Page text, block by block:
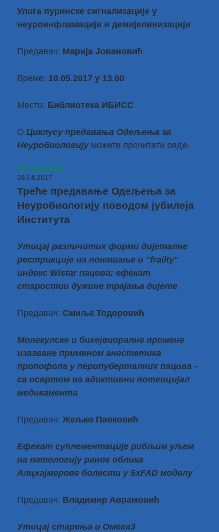
Улога пуринске сигнализације у
неуроинфламацији и демијелинизацији
Предавач: Марија Јовановић
Време: 10.05.2017 у 13.00
Место: Библиотека ИБИСС
О Циклусу предавања Одељења за
Неуробиологијуможете прочитати овде.
Опширније...
28.04.2017
Треће предавање Одељења за
Неуробиологију поводом јубилеја
Института
Утицај различитих форми дијеталне
рестрикције на понашање и "frailty"
индекс Wistar пацова: ефекат
старостии дужине трајања дијете
Предавач: Смиља Тодоровић
Молекулске и бихејвиоралне промене
изазване применом анестетика
пропофола у перипуберталних пацова -
са освртом на адиктивни потенцијал
медикамента
Предавач: Жељко Павковић
Ефекат суплементације рибљим уљем
на патологију раног облика
Алцхајмерове болести у 5xFAD моделу
Предавач: Владимир Аврамовић
Утицај старења и Омега3